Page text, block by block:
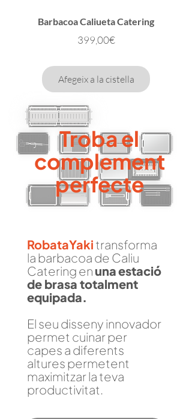
Barbacoa Caliueta Catering
399,00€Preu
Afegeix a la cistella
Troba el
complement
perfecte
RobataYaki transforma
la barbacoa de Caliu
Catering en unaestació
de brasa totalment
equipada.
El seu disseny innovador
permet cuinar per
capes a diferents
altures permetent
maximitzar la teva
productivitat.